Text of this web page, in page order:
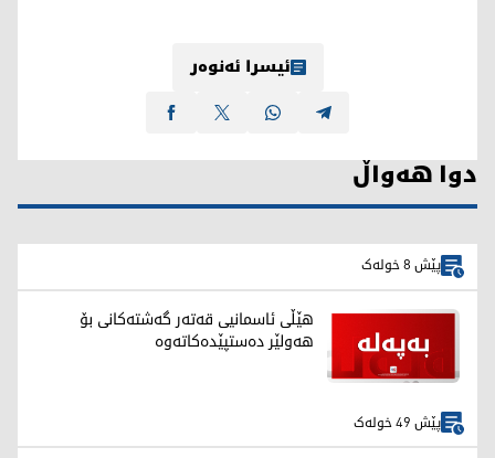
ئیسرا ئەنوەر
دوا هەواڵ
پێش 8 خولەک
هێڵی ئاسمانیی قەتەر گەشتەکانی بۆ
هەولێر دەستپێدەکاتەوە
پێش 49 خولەک